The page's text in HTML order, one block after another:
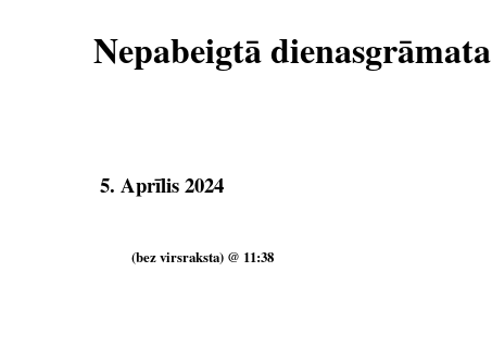
Nepabeigtā dienasgrāmata
5. Aprīlis 2024
(bez virsraksta) @ 11:38